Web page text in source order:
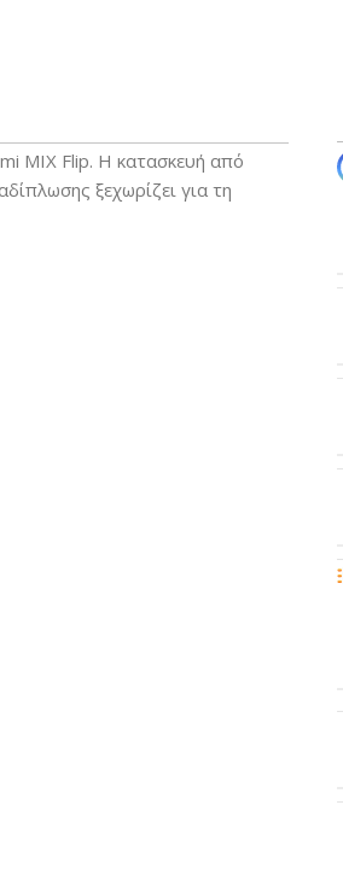
MIX Flip. Η κατασκευή από
ξεχωρίζει για τη